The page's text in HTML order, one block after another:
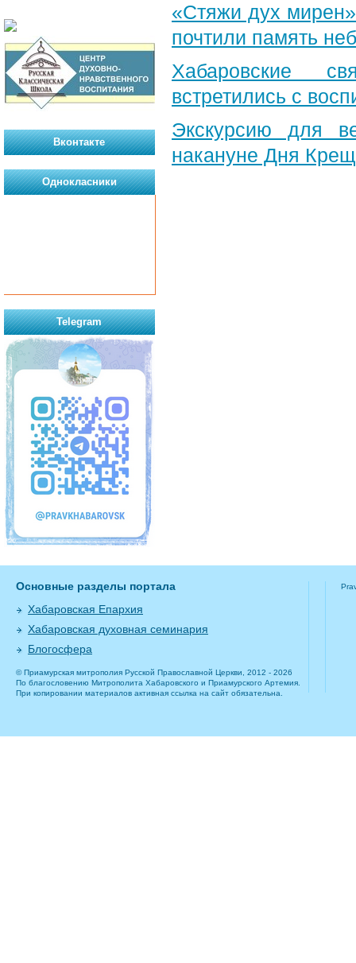
«Стяжи дух
почтили память
Хабаровские
встретились с
Экскурсию для
накануне Дня
Вконтакте
Однокласники
Telegram
Основные разделы портала
Хабаровская Епархия
Хабаровская духовная семинария
Блогосфера
© Приамурская митрополия Русской Православной Церкви, 2012 - 2026
По благословению Митрополита Хабаровского и Приамурского Артемия.
При копировании материалов активная ссылка на сайт обязательна.